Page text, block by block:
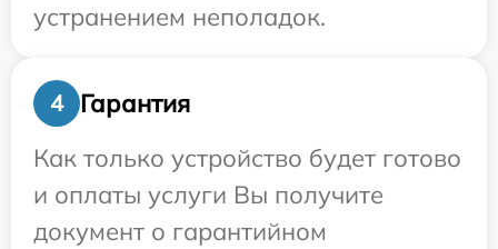
устранением неполадок.
4
Гарантия
Как только устройство будет готово
и оплаты услуги Вы получите
документ о гарантийном